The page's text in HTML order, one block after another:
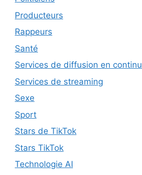
Producteurs
Rappeurs
Santé
Services de diffusion en continu
Services de streaming
Sexe
Sport
Stars de TikTok
Stars TikTok
Technologie AI